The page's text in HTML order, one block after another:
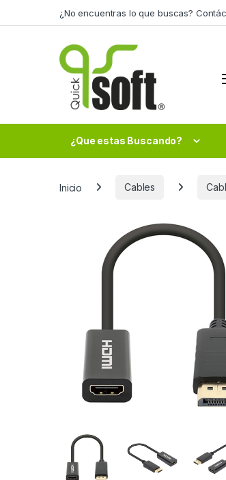
¿No encuentras lo que buscas?
¿Que estas Buscando?
Inicio Cables